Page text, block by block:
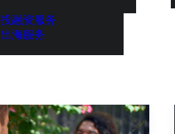
投融资服务
出海服务